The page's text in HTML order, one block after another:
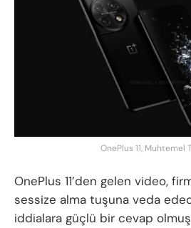
OnePlus 11, Muhtemel
OnePlus 11’den gelen video,
sessize alma tuşuna veda
iddialara güçlü bir cevap